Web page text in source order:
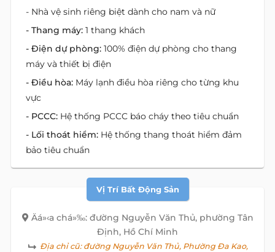
- Nhà vệ sinh riêng biệt dành cho nam và nữ
- Thang máy: 1 thang khách
- Điện dự phòng: 100% điện dự phòng cho thang
máy và thiết bị điện
- Điều hòa: Máy lạnh điều hòa riêng cho từng khu
vực
- PCCC: Hệ thống PCCC báo cháy theo tiêu chuẩn
- Lối thoát hiểm: Hệ thống thang thoát hiểm đảm
bảo tiêu chuẩn
Vị Trí Bất Động Sản
Äá»‹a chá»‰: đường Nguyễn Văn Thủ, phường Tân
Định, Hồ Chí Minh
Địa chỉ cũ:đường Nguyễn Văn Thủ, Phường Đa Kao,